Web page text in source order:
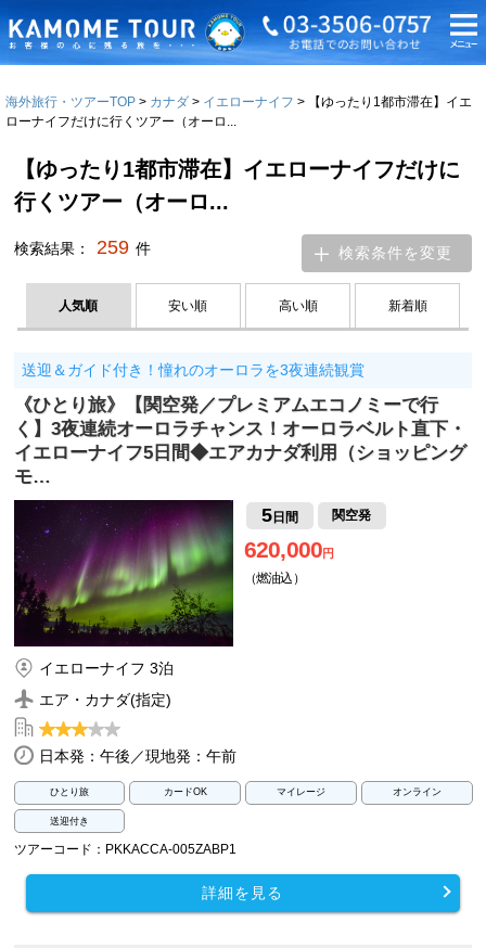
海外旅行・ツアーTOP カナダ イエローナイフ
【ゆったり1都市滞在】イエ
ローナイフだけに行くツアー（オーロ...
【ゆったり1都市滞在】イエローナイフだけに
行くツアー（オーロ...
検索結果： 259 件 検索条件を変更
人気順 安い順 高い順 新着順
送迎＆ガイド付き！憧れのオーロラを3夜連続観賞
《ひとり旅》【関空発／プレミアムエコノミーで行
く】3夜連続オーロラチャンス！オーロラベルト直下・
イエローナイフ5日間◆エアカナダ利用（ショッピング
モ…
5日間 関空発
620,000円
（燃油込）
イエローナイフ 3泊
エア・カナダ(指定)
日本発：午後／現地発：午前
ひとり旅 カードOK マイレージ オンライン
送迎付き
ツアーコード：PKKACCA-005ZABP1
詳細を見る